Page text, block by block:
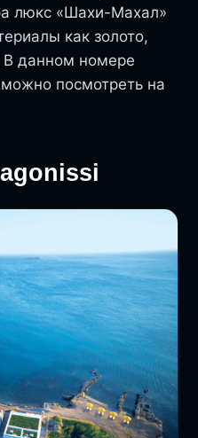
люкс «Шахи-Махал»
как золото,
В данном номере
посмотреть на